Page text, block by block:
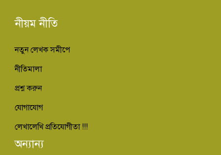
নীয়ম নীতি
নতুন লেখক সমীপে
নীতিমালা
প্রশ্ন করুন
যোগাযোগ
লেখালেখি প্রতিযোগীতা !!!
অন্যান্য